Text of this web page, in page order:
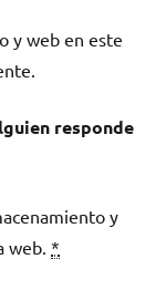
y web en este
responde
y
web. *